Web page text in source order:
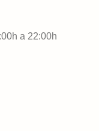
a 22:00h